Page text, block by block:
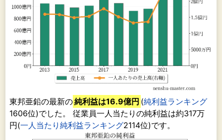
東邦亜鉛の最新の純利益は16.9億円 (純利益ランキング
1606位)でした。 従業員一人当たりの純利益は約317万
円(一人当たり純利益ランキング2114位)です。